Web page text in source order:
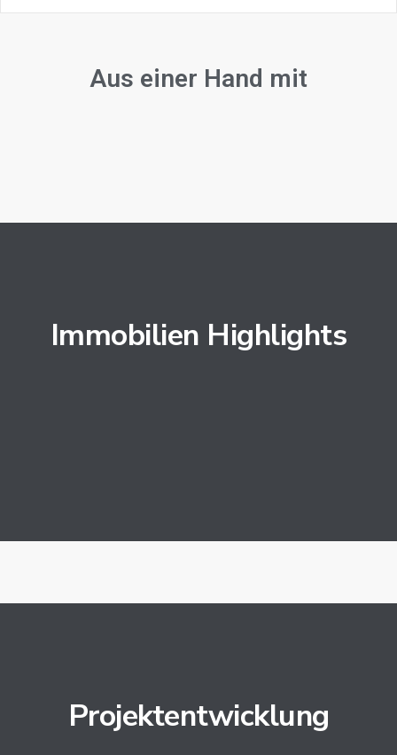
Aus einer Hand mit
Immobilien Highlights
Projektentwicklung